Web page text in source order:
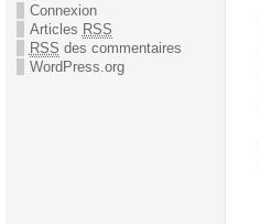
Connexion
Articles RSS
RSS des commentaires
WordPress.org